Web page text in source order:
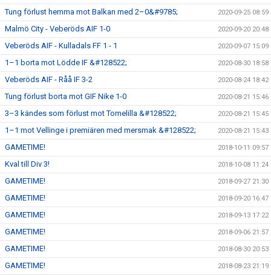
Tung förlust hemma mot Balkan med 2–0&#9785; 2020-09-25 08:59
Malmö City - Veberöds AIF 1-0 2020-09-20 20:48
Veberöds AIF - Kulladals FF 1 - 1 2020-09-07 15:09
1–1 borta mot Lödde IF &#128522; 2020-08-30 18:58
Veberöds AIF - Råå IF 3-2 2020-08-24 18:42
Tung förlust borta mot GIF Nike 1-0 2020-08-21 15:46
3–3 kändes som förlust mot Tomelilla &#128522; 2020-08-21 15:45
1–1 mot Vellinge i premiären med mersmak &#128522; 2020-08-21 15:43
GAMETIME! 2018-10-11 09:57
Kval till Div 3! 2018-10-08 11:24
GAMETIME! 2018-09-27 21:30
GAMETIME! 2018-09-20 16:47
GAMETIME! 2018-09-13 17:22
GAMETIME! 2018-09-06 21:57
GAMETIME! 2018-08-30 20:53
GAMETIME! 2018-08-23 21:19